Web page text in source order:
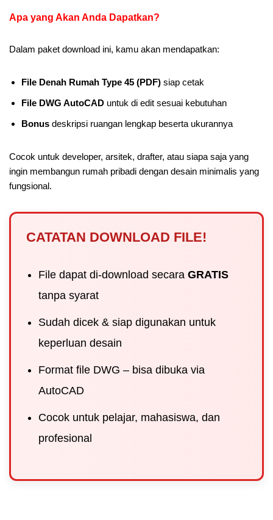
Apa yang Akan Anda Dapatkan?
Dalam paket download ini, kamu akan mendapatkan:
File Denah Rumah Type 45 (PDF) siap cetak
File DWG AutoCAD untuk di edit sesuai kebutuhan
Bonus deskripsi ruangan lengkap beserta ukurannya
Cocok untuk developer, arsitek, drafter, atau siapa saja yang
ingin membangun rumah pribadi dengan desain minimalis yang
fungsional.
CATATAN DOWNLOAD FILE!
File dapat di-download secara GRATIS
tanpa syarat
Sudah dicek & siap digunakan untuk
keperluan desain
Format file DWG – bisa dibuka via
AutoCAD
Cocok untuk pelajar, mahasiswa, dan
profesional